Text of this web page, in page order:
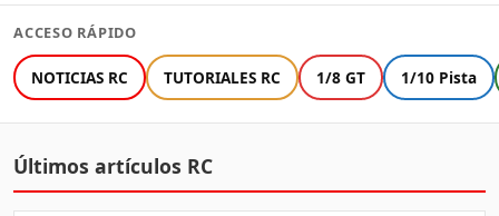
ACCESO RÁPIDO
NOTICIAS RC TUTORIALES RC 1/8 GT 1/10 Pista
Últimos artículos RC